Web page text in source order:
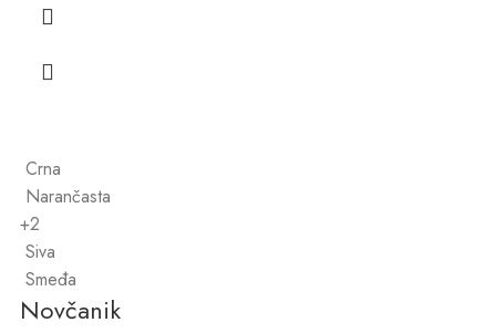
Crna
Narančasta
+2
Siva
Smeđa
Novčanik